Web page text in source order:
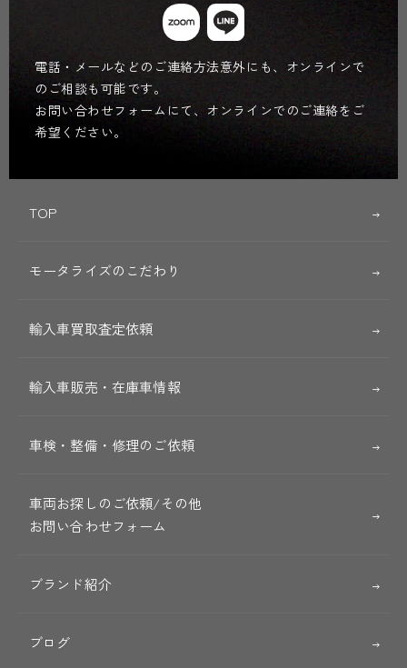
電話・メールなどのご連絡方法意外にも、オンラインで
のご相談も可能です。
お問い合わせフォームにて、オンラインでのご連絡をご
希望ください。
TOP
モータライズのこだわり
輸入車買取査定依頼
輸入車販売・在庫車情報
車検・整備・修理のご依頼
車両お探しのご依頼/その他
お問い合わせフォーム
ブランド紹介
ブログ